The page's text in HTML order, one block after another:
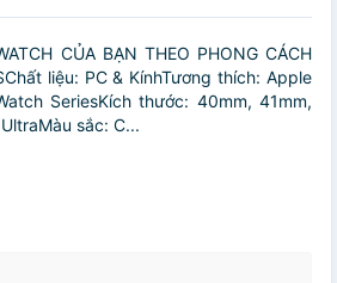
CỦA BẠN THEO PHONG CÁCH
liệu: PC & KínhTương thích: Apple
SeriesKích thước: 40mm, 41mm,
sắc: C...